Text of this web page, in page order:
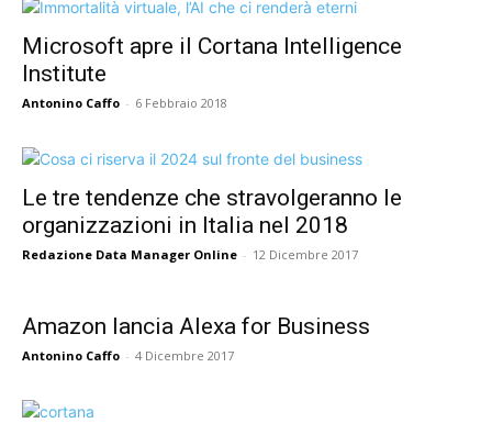
Microsoft apre il Cortana Intelligence
Institute
Antonino Caffo - 6 Febbraio 2018
Le tre tendenze che stravolgeranno le
organizzazioni in Italia nel 2018
Redazione Data Manager Online - 12 Dicembre 2017
Amazon lancia Alexa for Business
Antonino Caffo - 4 Dicembre 2017